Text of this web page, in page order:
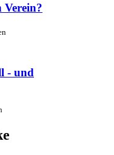
Verein?
- und